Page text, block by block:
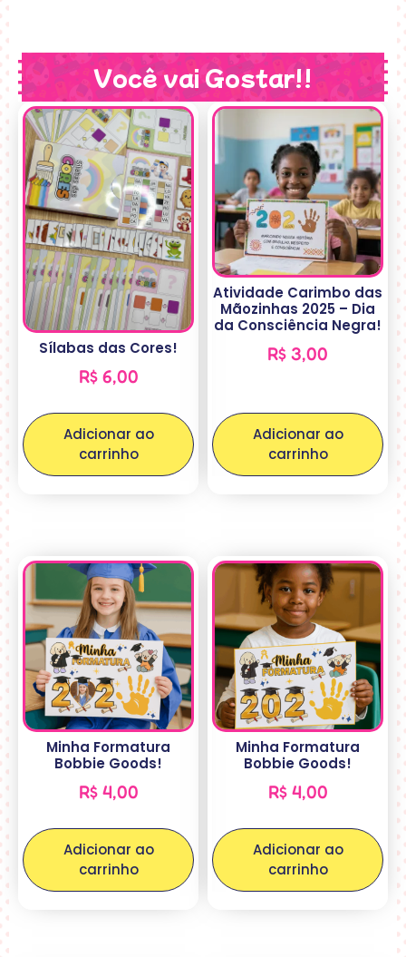
Você vai Gostar!!
Sílabas das Cores!
R$6,00
Adicionar ao
carrinho
Atividade Carimbo das
Mãozinhas 2025 – Dia
da Consciência Negra!
R$ 3,00
Adicionar ao
carrinho
Minha Formatura
Bobbie Goods!
R$4,00
Adicionar ao
carrinho
Minha Formatura
Bobbie Goods!
R$4,00
Adicionar ao
carrinho